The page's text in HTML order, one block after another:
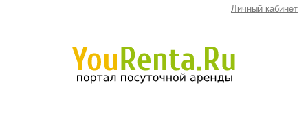
Личный кабинет